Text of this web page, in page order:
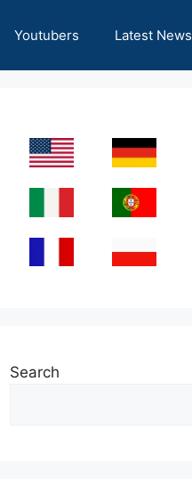
Youtubers Latest News
Search